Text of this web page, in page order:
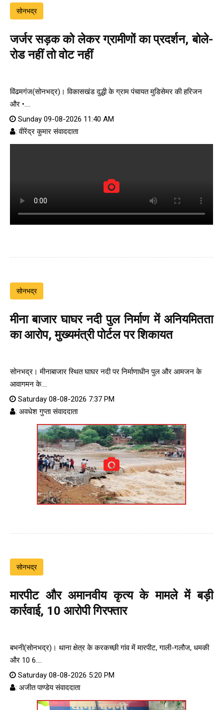
सोनभद्र
जर्जर सड़क को लेकर ग्रामीणों का प्रदर्शन, बोले-
रोड नहीं तो वोट नहीं
विंढमगंज(सोनभद्र)। विकासखंड दुद्धी के ग्राम पंचायत मुडिसेमर की हरिजन
और •....
Sunday 09-08-2026 11:40 AM
: वीरेंद्र कुमार संवाददाता
सोनभद्र
मीना बाजार घाघर नदी पुल निर्माण में अनियमितता
का आरोप, मुख्यमंत्री पोर्टल पर शिकायत
सोनभद्र। मीनाबाजार स्थित घाघर नदी पर निर्माणाधीन पुल और आमजन के
आवागमन के....
Saturday 08-08-2026 7:37 PM
: अवधेश गुप्ता संवाददाता
सोनभद्र
मारपीट और अमानवीय कृत्य के मामले में बड़ी
कार्रवाई, 10 आरोपी गिरफ्तार
बभनी(सोनभद्र)। थाना क्षेत्र के करकच्छी गांव में मारपीट, गाली-गलौज, धमकी
और 10 6....
Saturday 08-08-2026 5:20 PM
: अजीत पाण्डेय संवाददाता